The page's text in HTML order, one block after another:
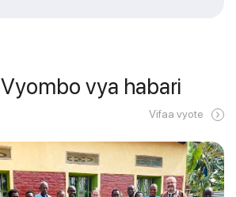
vya habari
Vifaa vyote